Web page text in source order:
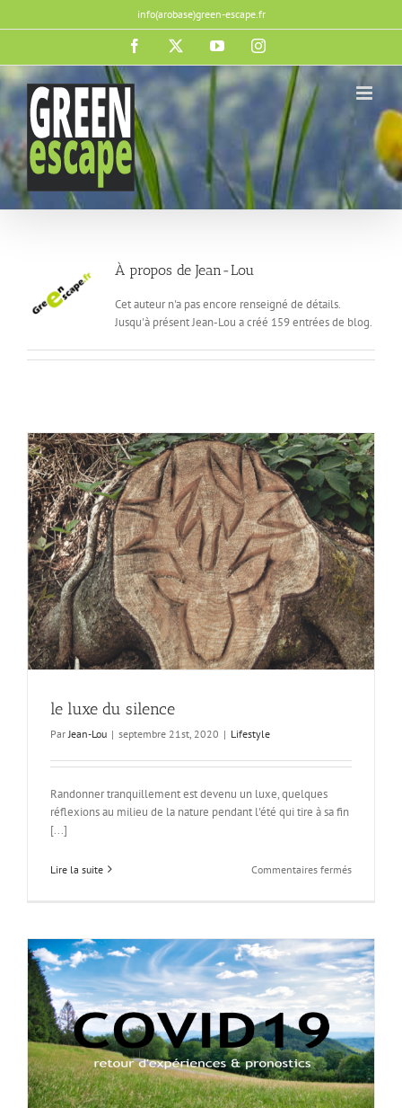
au
info(arobase)green-escape.fr
Facebook YouTubeInstagram
À propos de Jean-Lou
Cet auteur n'a pas encore renseigné de détails.
Jusqu'à présent Jean-Lou a créé 159 entrées de blog.
le luxe du silence
Par Jean-Lou | septembre 21st, 2020 | Lifestyle
Randonner tranquillement est devenu un luxe, quelques
réflexions au milieu de la nature pendant l'été qui tire à sa fin
[...]
Lire la suite Commentaires ferméssur